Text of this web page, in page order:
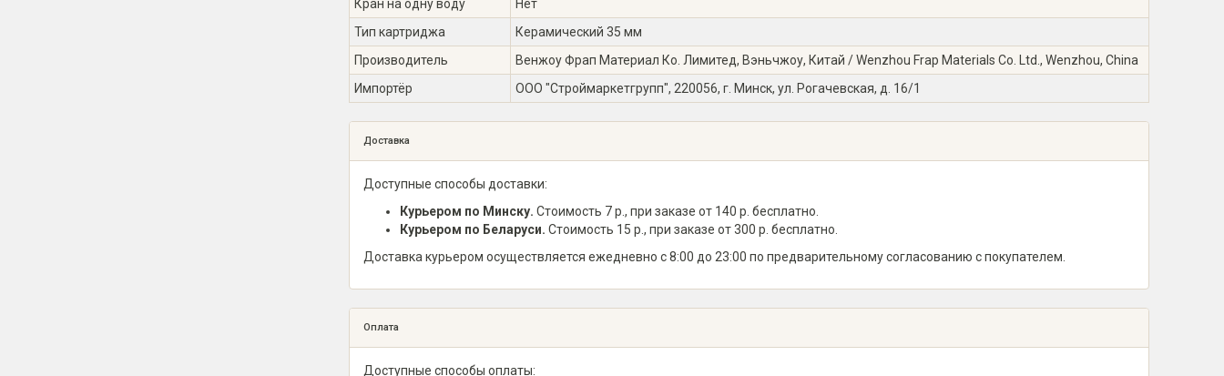
Кран на одну воду
Нет
Тип картриджа
Керамический 35 мм
Производитель
Венжоу Фрап Материал Ко. Лимитед, Вэньчжоу, Китай / Wenzhou Frap Materials Co. Ltd., Wenzhou, China
Импортёр
ООО "Строймаркетгрупп", 220056, г. Минск, ул. Рогачевская, д. 16/1
Доставка
Доступные способы доставки:
Курьером по Минску. Стоимость 7 р., при заказе от 140 р. бесплатно.
Курьером по Беларуси. Стоимость 15 р., при заказе от 300 р. бесплатно.
Доставка курьером осуществляется ежедневно с 8:00 до 23:00 по предварительному согласованию с покупателем.
Оплата
Доступные способы оплаты: